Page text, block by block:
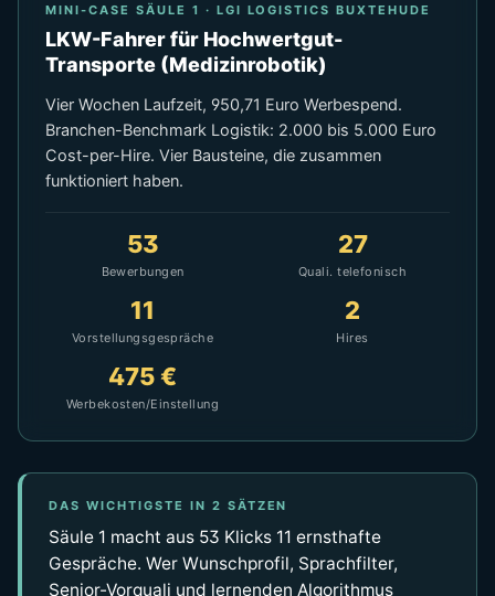
MINI-CASE SÄULE 1 · LGI LOGISTICS BUXTEHUDE
LKW-Fahrer für Hochwertgut-
Transporte (Medizinrobotik)
Vier Wochen Laufzeit, 950,71 Euro Werbespend.
Branchen-Benchmark Logistik: 2.000 bis 5.000 Euro
Cost-per-Hire. Vier Bausteine, die zusammen
funktioniert haben.
53
Bewerbungen
27
Quali. telefonisch
11
Vorstellungsgespräche
2
Hires
475 €
Werbekosten/Einstellung
DAS WICHTIGSTE IN 2 SÄTZEN
Säule 1 macht aus 53 Klicks 11 ernsthafte
Gespräche. Wer Wunschprofil, Sprachfilter,
Senior-Vorquali und lernenden Algorithmus